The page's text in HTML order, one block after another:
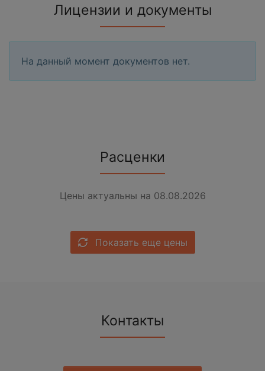
Лицензии и документы
На данный момент документов нет.
Расценки
Цены актуальны на 08.08.2026
Показать еще цены
Контакты